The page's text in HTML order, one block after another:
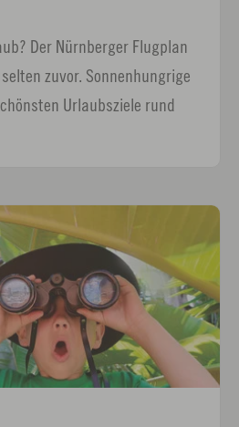
Der Nürnberger Flugplan
zuvor. Sonnenhungrige
Urlaubsziele rund